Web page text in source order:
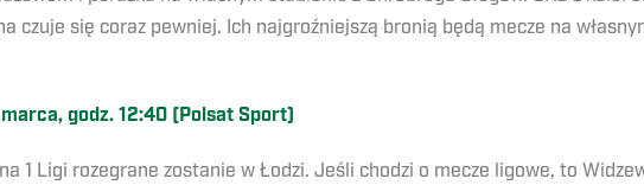
czuje się coraz pewniej. Ich najgroźniejszą bronią będą mecze na
godz. 12:40 (Polsat Sport)
1 Ligi rozegrane zostanie w Łodzi. Jeśli chodzi o mecze ligowe, to